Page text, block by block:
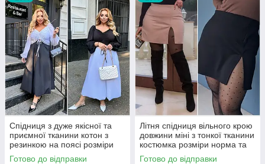
Спідниця з дуже якісної та
приємної тканини котон з
резинкою на поясі розміри
великі
Готово до відправки
Літня спідниця вільного крою
довжини міні з тонкої тканини
костюмка розміри норма та
батал
Готово до відправки